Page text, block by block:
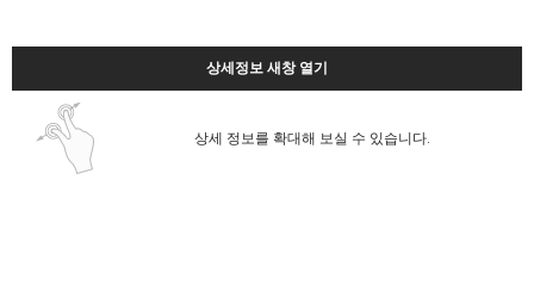
상세정보 새창 열기
상세 정보를 확대해 보실 수 있습니다.